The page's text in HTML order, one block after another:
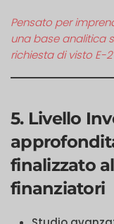
Pensato per
una base analitica
richiesta di visto E-
5. Livello
finalizzato
finanziatori